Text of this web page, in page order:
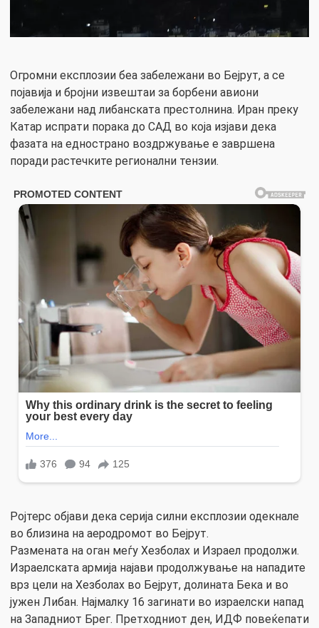
Огромни експлозии беа забележани во Бејрут, а се
појавија и бројни извештаи за борбени авиони
забележани над либанската престолнина. Иран преку
Катар испрати порака до САД во која изјави дека
фазата на еднострано воздржување е завршена
поради растечките регионални тензии.
Ројтерс објави дека серија силни експлозии одекнале
во близина на аеродромот во Бејрут.
Размената на оган меѓу Xезболах и Израел продолжи.
Израелската армија најави продолжување на нападите
врз цели на Xезболах во Бејрут, долината Бека и во
јужен Либан. Најмалку 16 загинати во израелски напад
на Западниот Брег. Претходниот ден, ИДФ повеќепати